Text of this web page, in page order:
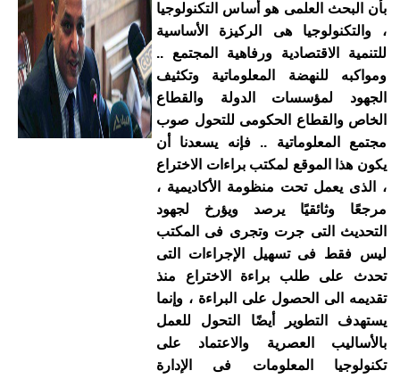
بأن البحث العلمى هو أساس التكنولوجيا
، والتكنولوجيا هى الركيزة الأساسية
للتنمية الاقتصادية ورفاهية المجتمع ..
ومواكبه للنهضة المعلوماتية وتكثيف
الجهود لمؤسسات الدولة والقطاع
الخاص والقطاع الحكومى للتحول صوب
مجتمع المعلوماتية .. فإنه يسعدنا أن
يكون هذا الموقع لمكتب براءات الاختراع
، الذى يعمل تحت منظومة الأكاديمية ،
مرجعًا وثائقيًا يرصد ويؤرخ لجهود
التحديث التى جرت وتجرى فى المكتب
ليس فقط فى تسهيل الإجراءات التى
تحدث على طلب براءة الاختراع منذ
تقديمه الى الحصول على البراءة ، وإنما
يستهدف التطوير أيضًا التحول للعمل
بالأساليب العصرية والاعتماد على
تكنولوجيا المعلومات فى الإدارة